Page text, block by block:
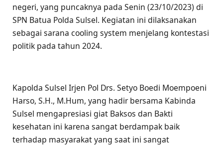
negeri, yang puncaknya pada Senin (23/10/2023) di
SPN Batua Polda Sulsel. Kegiatan ini dilaksanakan
sebagai sarana cooling system menjelang kontestasi
politik pada tahun 2024.
Kapolda Sulsel Irjen Pol Drs. Setyo Boedi Moempoeni
Harso, S.H., M.Hum, yang hadir bersama Kabinda
Sulsel mengapresiasi giat Baksos dan Bakti
kesehatan ini karena sangat berdampak baik
terhadap masyarakat yang saat ini sangat